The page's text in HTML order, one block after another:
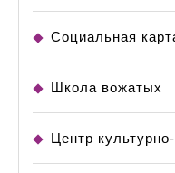
Социальная
Школа вожатых
Центр